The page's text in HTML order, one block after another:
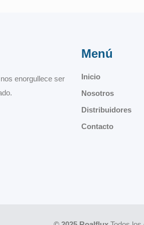
enorgullece ser
Menú
Inicio
Nosotros
Distribuidores
Contacto